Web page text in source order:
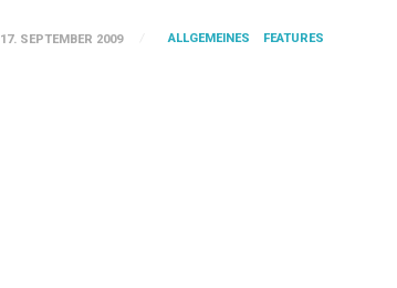
17. SEPTEMBER 2009 ALLGEMEINES FEATURES